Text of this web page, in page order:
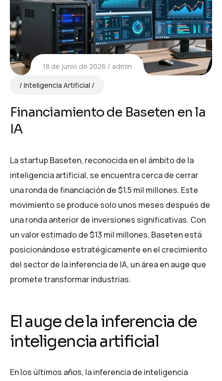
18 de junio de 2026
admin
Inteligencia Artificial
Financiamiento de Baseten en la
IA
La startup Baseten, reconocida en el ámbito de la
inteligencia artificial, se encuentra cerca de cerrar
una ronda de financiación de $1.5 mil millones. Este
movimiento se produce solo unos meses después de
una ronda anterior de inversiones significativas. Con
un valor estimado de $13 mil millones, Baseten está
posicionándose estratégicamente en el crecimiento
del sector de la inferencia de IA, un área en auge que
promete transformar industrias.
El auge de la inferencia de
inteligencia artificial
En los últimos años, la inferencia de inteligencia